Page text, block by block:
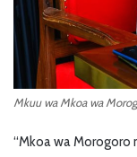
Mkuu wa Mkoa wa
“Mkoa wa Morogoro